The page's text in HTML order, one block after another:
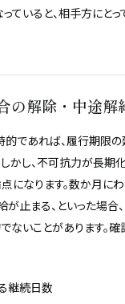
っていると、相手方にと
の解除・中途解
であれば、履行期限
しかし、不可抗力が長期
になります。数か月に
が止まる、といった場合
ないことがあります。確
継続日数